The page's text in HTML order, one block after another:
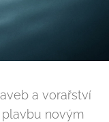
a vorařství
plavbu novým